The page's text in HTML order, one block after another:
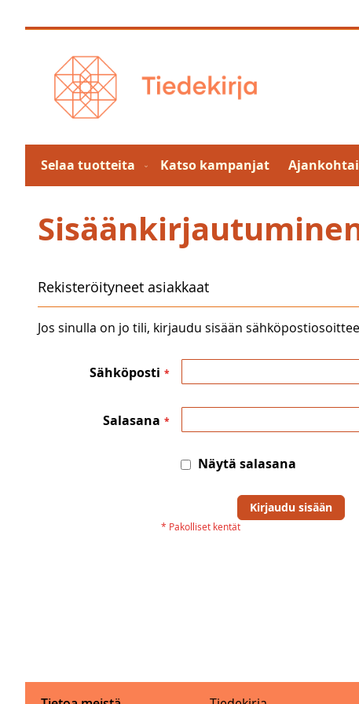
to
Selaa tuotteita Katso kampanjat
Rekisteröityneet asiakkaat
Jos sinulla on jo tili, kirjaudu sisään
Sähköposti
Salasana
Näytä salasana
Kirjaudu sisään